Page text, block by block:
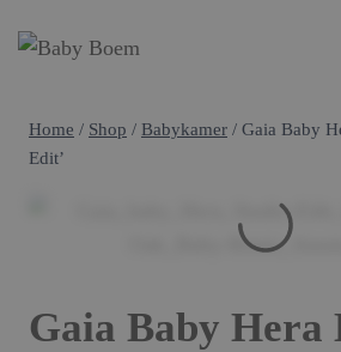
naar
Home / Shop / Babykamer / Gaia Baby
Edit’
Gaia Baby Hera